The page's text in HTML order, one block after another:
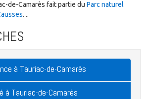
de-Camarès fait partie du Parc naturel
. ..
à Tauriac-de-Camarès
à Tauriac-de-Camarès